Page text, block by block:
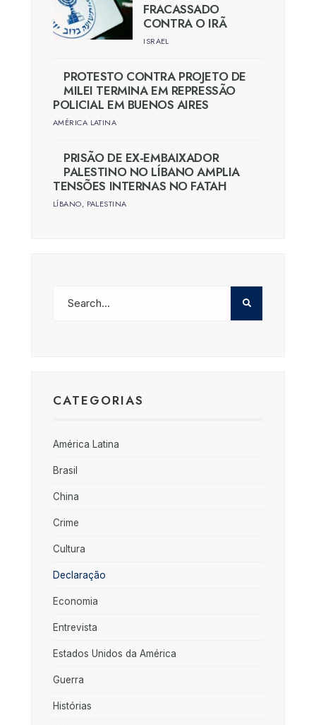
FRACASSADO
CONTRA O IRÃ
ISRAEL
PROTESTO CONTRA PROJETO DE
MILEI TERMINA EM REPRESSÃO
POLICIAL EM BUENOS AIRES
AMÉRICA LATINA
PRISÃO DE EX-EMBAIXADOR
PALESTINO NO LÍBANO AMPLIA
TENSÕES INTERNAS NO FATAH
LÍBANO, PALESTINA
CATEGORIAS
América Latina
Brasil
China
Crime
Cultura
Declaração
Economia
Entrevista
Estados Unidos da América
Guerra
Histórias